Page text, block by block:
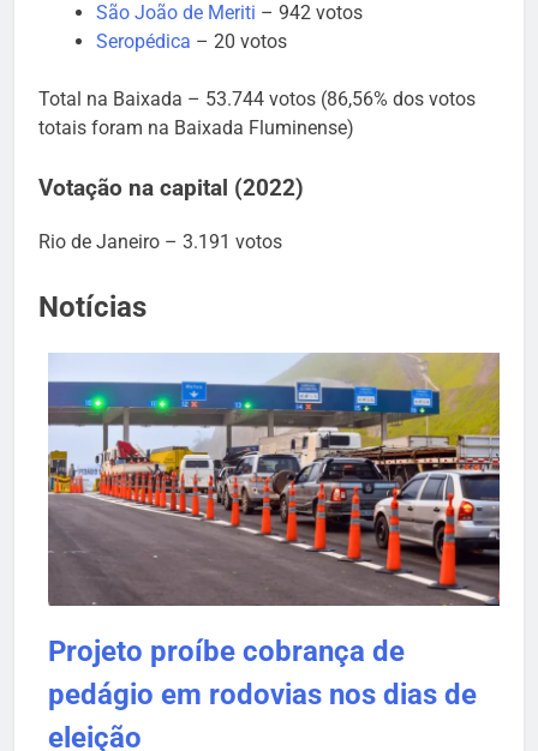
São João de Meriti – 942 votos
Seropédica – 20 votos
Total na Baixada – 53.744 votos (86,56% dos votos
totais foram na Baixada Fluminense)
Votação na capital (2022)
Rio de Janeiro – 3.191 votos
Notícias
Projeto proíbe cobrança de
pedágio em rodovias nos dias de
eleição